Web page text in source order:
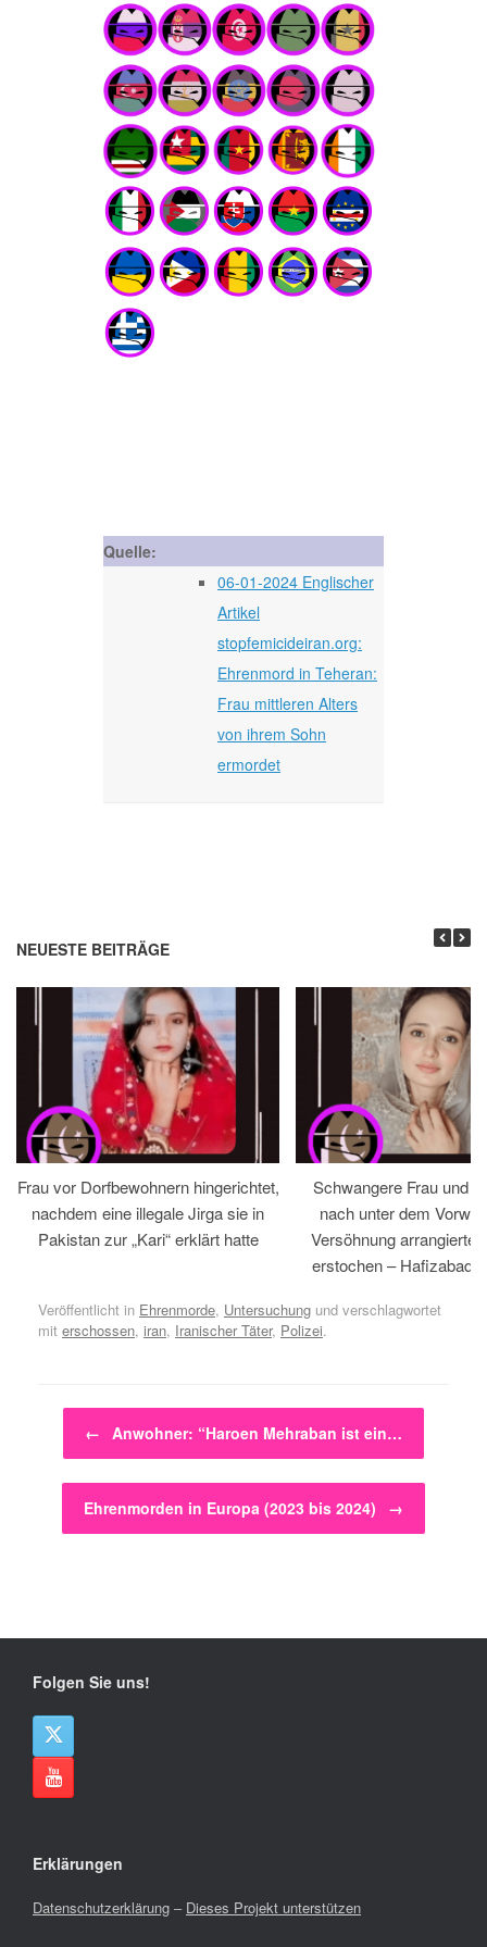
Quelle:
06-01-2024 Englischer
Artikel
stopfemicideiran.org:
Ehrenmord in Teheran:
Frau mittleren Alters
von ihrem Sohn
ermordet
NEUESTE BEITRÄGE
Frau vor Dorfbewohnern hingerichtet,
nachdem eine illegale Jirga sie in
Pakistan zur „Kari“ erklärt hatte
Schwangere Frau und
nach unter dem
Versöhnung
erstochen – Hafizabad,
Veröffentlicht in Ehrenmorde, Untersuchung und verschlagwortet
mit erschossen, iran, Iranischer Täter, Polizei.
Beitragsnavigation
← Anwohner: “Haroen Mehraban ist ein…
Ehrenmorden in Europa (2023 bis 2024) →
Folgen Sie uns!
Erklärungen
Datenschutzerklärung – Dieses Projekt unterstützen